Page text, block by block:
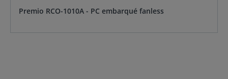
Premio RCO-1010A - PC embarqué fanless